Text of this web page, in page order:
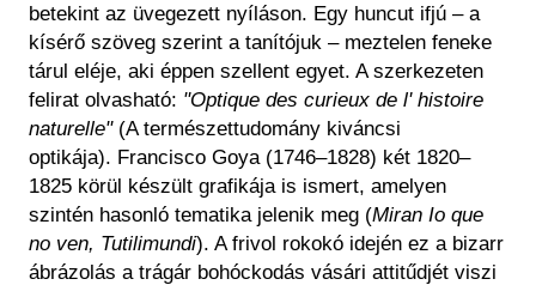
betekint az üvegezett nyíláson. Egy huncut ifjú – a
kísérő szöveg szerint a tanítójuk – meztelen feneke
tárul eléje, aki éppen szellent egyet. A szerkezeten
felirat olvasható: "Optique des curieux de l' histoire
naturelle" (A természettudomány kiváncsi
optikája). Francisco Goya (1746–1828) két 1820–
1825 körül készült grafikája is ismert, amelyen
szintén hasonló tematika jelenik meg (Miran Io que
no ven, Tutilimundi). A frivol rokokó idején ez a bizarr
ábrázolás a trágár bohóckodás vásári attitűdjét viszi